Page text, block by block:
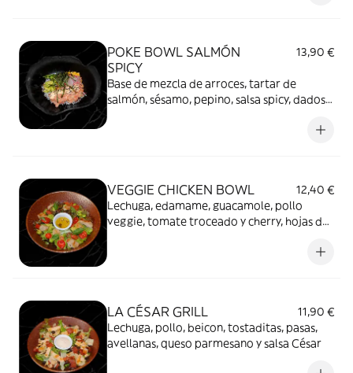
POKE BOWL SALMÓN
SPICY
13,90 €
Base de mezcla de arroces, tartar de
salmón, sésamo, pepino, salsa spicy, dados
VEGGIE CHICKEN BOWL
12,40 €
Lechuga, edamame, guacamole, pollo
veggie, tomate troceado y cherry, hojas de
LA CÉSAR GRILL
11,90 €
Lechuga, pollo, beicon, tostaditas, pasas,
avellanas, queso parmesano y salsa César